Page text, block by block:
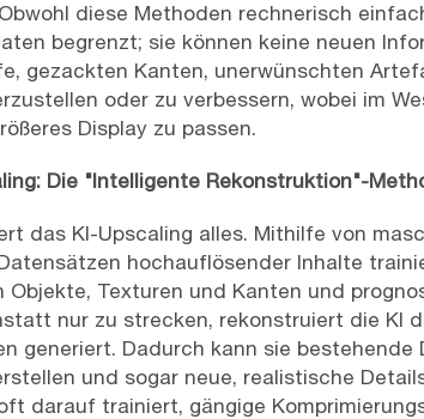
diese Methoden rechnerisch
begrenzt; sie können keine neuen
gezackten Kanten, unerwünschten
oder zu verbessern, wobei im
Display zu passen.
Die "Intelligente Rekonstruktion"-
das KI-Upscaling alles. Mithilfe von
hochauflösender Inhalte
Objekte, Texturen und Kanten und
nur zu strecken, rekonstruiert die KI
generiert. Dadurch kann sie
und sogar neue, realistische
darauf trainiert, gängige